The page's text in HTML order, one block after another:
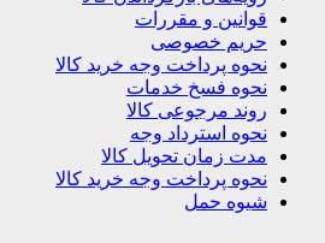
قوانین و مقررات
حریم خصوصی
نحوه پرداخت وجه خرید کالا
نحوه فسخ خدمات
روند مرجوعی کالا
نحوه استرداد وجه
مدت زمان تحویل کالا
نحوه پرداخت وجه خرید کالا
شیوه حمل